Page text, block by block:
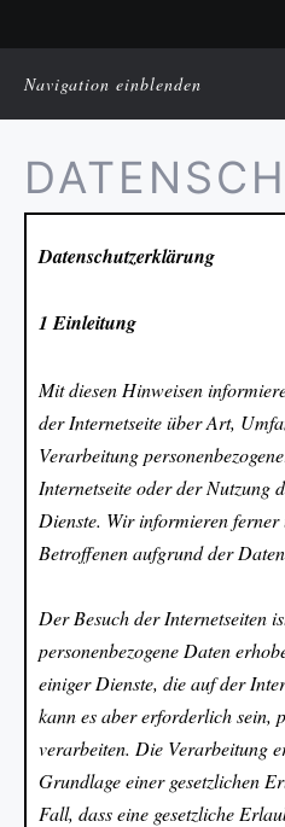
Navigation einblenden
Datenschutzerklärung
1 Einleitung
Mit diesen Hinweisen
der Internetseite über Art,
Verarbeitung
Internetseite oder der Nutzung
Dienste. Wir informieren ferner
Betroffenen aufgrund der
Der Besuch der Internetseiten
personenbezogene Daten
einiger Dienste, die auf der
kann es aber erforderlich sein,
verarbeiten. Die Verarbeitung
Grundlage einer gesetzlichen
Fall, dass eine gesetzliche